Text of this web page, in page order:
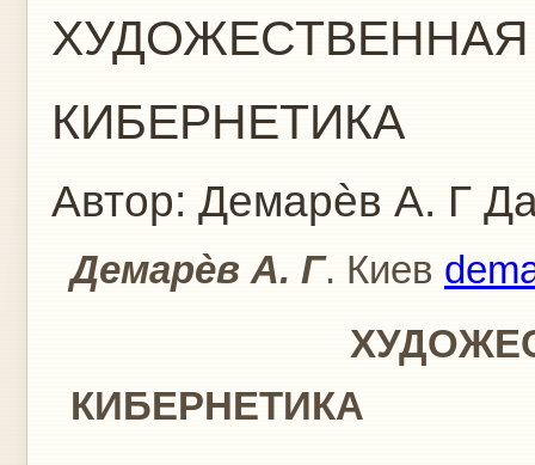
ХУДОЖЕСТВЕННАЯ
КИБЕРНЕТИКА
Автор: Демарѐв А. Г
Демарѐв А. Г. Киев
КИБЕРНЕТИКА